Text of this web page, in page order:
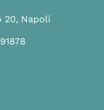
20, Napoli